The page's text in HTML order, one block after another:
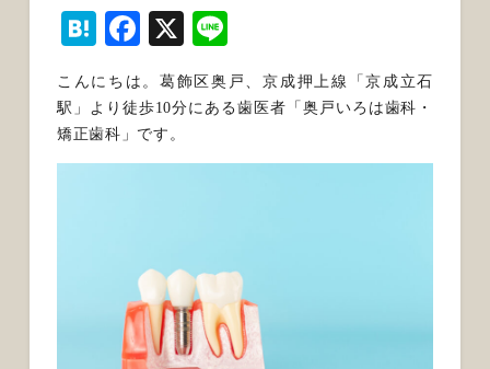
HatenaFacebook
X
こんにちは。葛飾区奥戸、京成押上線「京成立石
駅」より徒歩10分にある歯医者「奥戸いろは歯科・
矯正歯科」です。